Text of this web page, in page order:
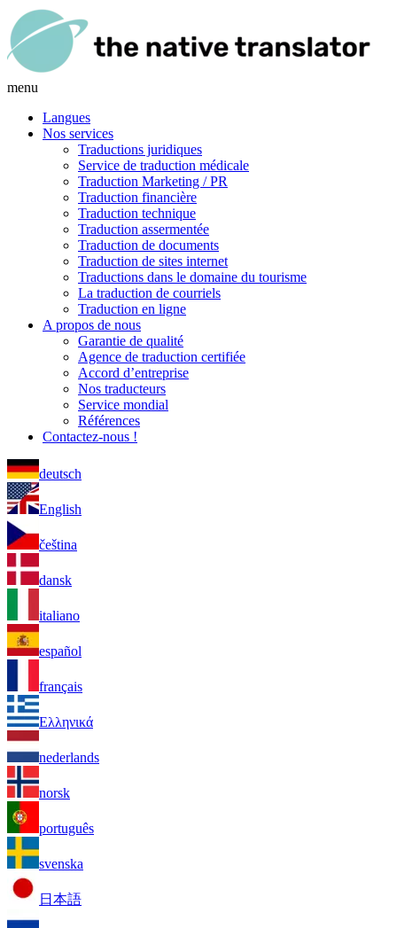
menu
Langues
Nos services
Traductions juridiques
Service de traduction médicale
Traduction Marketing / PR
Traduction financière
Traduction technique
Traduction assermentée
Traduction de documents
Traduction de sites internet
Traductions dans le domaine du tourisme
La traduction de courriels
Traduction en ligne
A propos de nous
Garantie de qualité
Agence de traduction certifiée
Accord d’entreprise
Nos traducteurs
Service mondial
Références
Contactez-nous !
deutsch
English
čeština
dansk
italiano
español
français
Ελληνικά
nederlands
norsk
português
svenska
日本語